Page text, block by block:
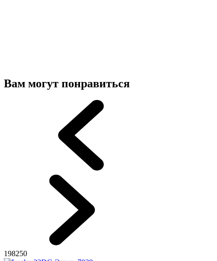
Вам могут понравиться
198250